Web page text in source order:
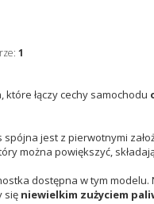
1
łączy cechy samochodu
jest z pierwotnymi
można powiększyć,
dostępna w tym
się niewielkim zużyciem